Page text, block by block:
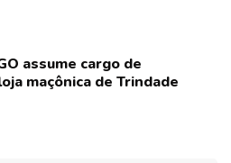
assume cargo de
maçônica de Trindade